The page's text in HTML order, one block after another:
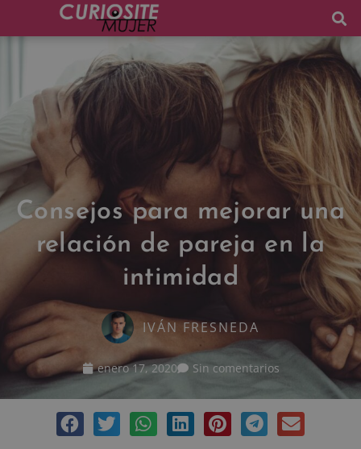
Consejos para mejorar una
relación de pareja en la
intimidad
IVÁN FRESNEDA
enero 17, 2020 Sin comentarios